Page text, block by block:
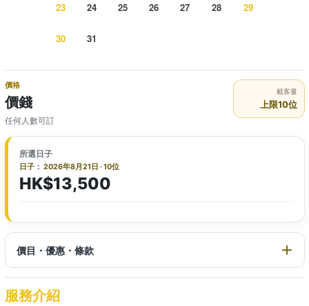
23 24 25 26 27 28 29
30 31
價格
價錢
任何人數可訂
載客量
上限10位
所選日子
日子： 2026年8月21日 · 10位
HK$13,500
價目・優惠・條款
服務介紹